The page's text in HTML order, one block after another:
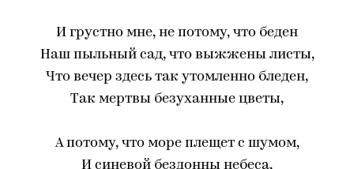
И грустно мне, не потому, что беден
Наш пыльный сад, что выжжены листы,
Что вечер здесь так утомленно бледен,
Так мертвы безуханные цветы,
А потому, что море плещет с шумом,
И синевой бездонны небеса,